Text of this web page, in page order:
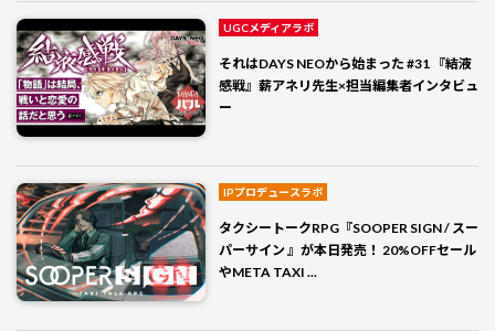
UGCメディアラボ
それはDAYS NEOから始まった #31 『結液
感戦』薪アネリ先生×担当編集者インタビュ
ー
IPプロデュースラボ
タクシートークRPG『SOOPER SIGN / スー
パーサイン 』が本日発売！ 20%OFFセール
やMETA TAXI ...